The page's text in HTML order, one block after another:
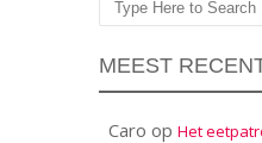
Zoeken
MEEST
Caro op Het